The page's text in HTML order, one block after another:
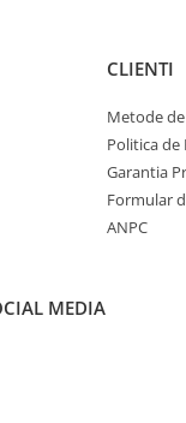
CLIENTI
Metode
Politica de
Garantia
Formular
ANPC
MEDIA